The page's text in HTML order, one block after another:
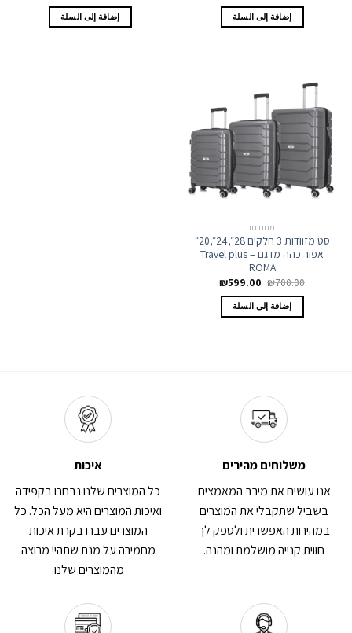
هو:
₪700.00.
إضافة إلى السلة هو:
₪700.00.
إضافة إلى السلة
מזוודות
סט מזוודות 3 חלקים 28״,24״,20״
אפור כהה מדגם Travel plus –
ROMA
₪700.00 السعر
هو:
₪700.00.
₪599.00 السعر
إضافة إلى السلة
משלוחים מהירים
אנו עושים את מירב המאמצים
בשביל שתקבלי את המוצרים
במהירות האפשרית ולספק לך
חווית קנייה מושלמת ומהנה.
איכות
כל המוצרים שלנו נבחרו בקפידה
ואיכות המוצרים היא מעל הכל. כל
המוצרים עברו בקרת איכות
מחמירה על מנת שתהיי מרוצה
מהמוצרים שלנו.